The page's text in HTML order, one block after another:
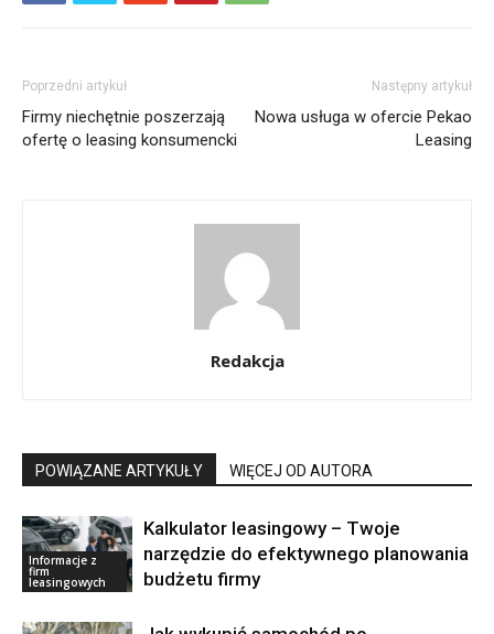
Poprzedni artykuł
Firmy niechętnie poszerzają
ofertę o leasing konsumencki
Następny artykuł
Nowa usługa w ofercie Pekao
Leasing
Redakcja
POWIĄZANE ARTYKUŁY WIĘCEJ OD AUTORA
Informacje z
firm
leasingowych
Kalkulator leasingowy – Twoje
narzędzie do efektywnego planowania
budżetu firmy